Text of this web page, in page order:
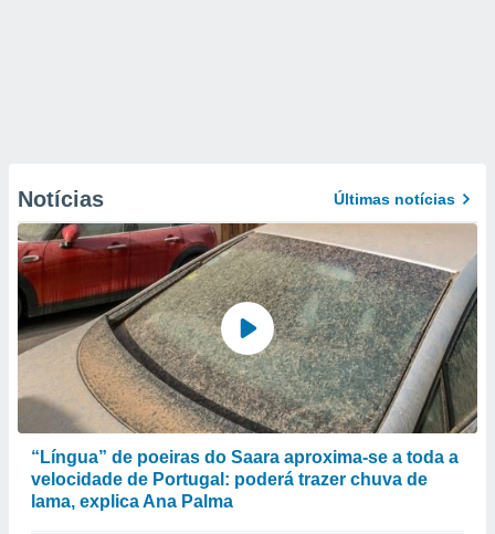
Notícias Últimas notícias
“Língua” de poeiras do Saara aproxima-se a toda a
velocidade de Portugal: poderá trazer chuva de
lama, explica Ana Palma